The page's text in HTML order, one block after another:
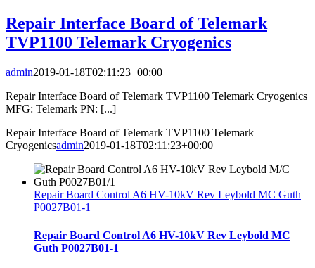
Repair Interface Board of Telemark
TVP1100 Telemark Cryogenics
admin2019-01-18T02:11:23+00:00
Repair Interface Board of Telemark TVP1100 Telemark Cryogenics
MFG: Telemark PN: [...]
Repair Interface Board of Telemark TVP1100 Telemark
Cryogenicsadmin2019-01-18T02:11:23+00:00
Repair Board Control A6 HV-10kV Rev Leybold MC Guth
P0027B01-1
Repair Board Control A6 HV-10kV Rev Leybold MC
Guth P0027B01-1